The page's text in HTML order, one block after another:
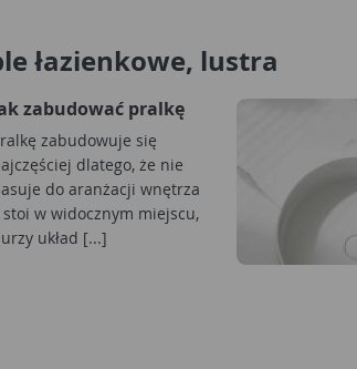
łazienkowe, lustra
zabudować pralkę
zabudowuje się
dlatego, że nie
do aranżacji wnętrza
stoi w widocznym miejscu,
układ [...]